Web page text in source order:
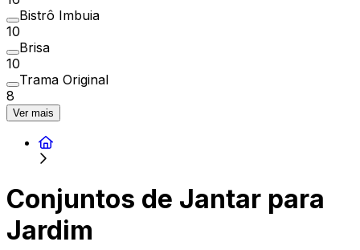
Bistrô Imbuia
10
Brisa
10
Trama Original
8
Ver mais
Conjuntos de Jantar para
Jardim